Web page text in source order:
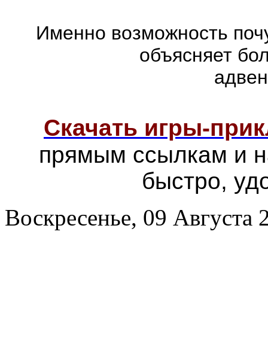
Именно возможность
объясняет
Скачать игры-
прямым ссылкам и
быстро,
Воскресенье, 09 Августа